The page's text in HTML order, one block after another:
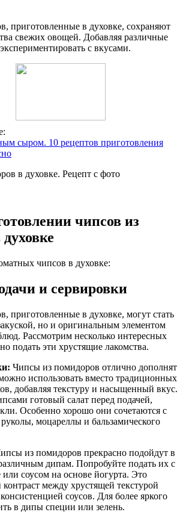
приготовленные в духовке, сохраняют
свежих овощей. Добавляя различные
с вкусами.
сыром. 10 рецептов приготовления
чипсов из
чипсов в духовке:
и сервировки
приготовленные в духовке, могут стать
но и оригинальным элементом
Рассмотрим несколько интересных
подать эти хрустящие лакомства.
Чипсы из помидоров отлично дополнят
использовать вместо традиционных
добавляя текстуру и насыщенный вкус.
готовый салат перед подачей,
Особенно хорошо они сочетаются с
моцареллы и бальзамического
из помидоров прекрасно подойдут в
дипам. Попробуйте подать их с
соусом на основе йогурта. Это
контраст между хрустящей текстурой
соусов. Для более яркого
в дипы специи или зелень.